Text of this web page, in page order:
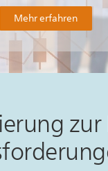
Mehr erfahren